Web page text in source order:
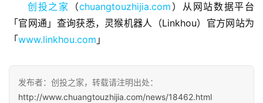
业
观
察
初
创
创投之家 （chuangtouzhijia.com ）从网站数据平台
「官网通」查询获悉，灵猴机器人（Linkhou）官方网站为
「www.linkhou.com 」
发布者：创投之家，转载请注明出处：
http://www.chuangtouzhijia.com/news/18462.html